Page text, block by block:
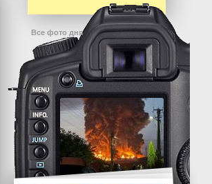
Все фото дня